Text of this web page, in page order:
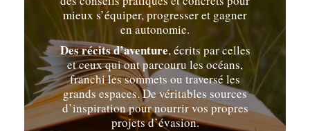
mieux s’équiper, progresser et gagner
en autonomie.
Des récits d’aventure, écrits par celles
et ceux qui ont parcouru les océans,
franchi les sommets ou traversé les
grands espaces. De véritables sources
d’inspiration pour nourrir vos propres
projets d’évasion.